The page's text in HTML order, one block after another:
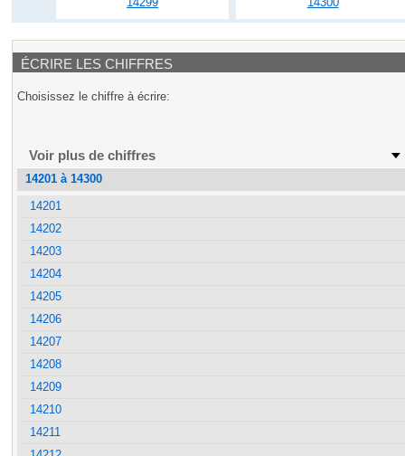
ÉCRIRE LES CHIFFRES
Choisissez le chiffre à écrire:
Voir plus de chiffres
14201 à 14300
14201
14202
14203
14204
14205
14206
14207
14208
14209
14210
14211